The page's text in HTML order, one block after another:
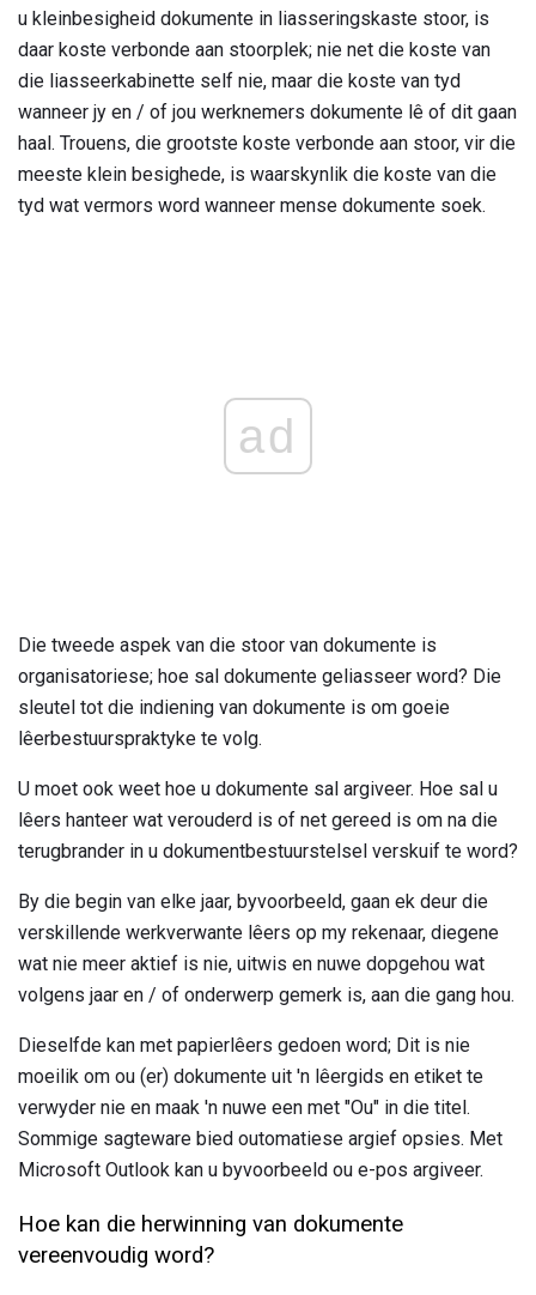
u kleinbesigheid dokumente in liasseringskaste stoor, is
daar koste verbonde aan stoorplek; nie net die koste van
die liasseerkabinette self nie, maar die koste van tyd
wanneer jy en / of jou werknemers dokumente lê of dit gaan
haal. Trouens, die grootste koste verbonde aan stoor, vir die
meeste klein besighede, is waarskynlik die koste van die
tyd wat vermors word wanneer mense dokumente soek.
ad
Die tweede aspek van die stoor van dokumente is
organisatoriese; hoe sal dokumente geliasseer word? Die
sleutel tot die indiening van dokumente is om goeie
lêerbestuurspraktyke te volg.
U moet ook weet hoe u dokumente sal argiveer. Hoe sal u
lêers hanteer wat verouderd is of net gereed is om na die
terugbrander in u dokumentbestuurstelsel verskuif te word?
By die begin van elke jaar, byvoorbeeld, gaan ek deur die
verskillende werkverwante lêers op my rekenaar, diegene
wat nie meer aktief is nie, uitwis en nuwe dopgehou wat
volgens jaar en / of onderwerp gemerk is, aan die gang hou.
Dieselfde kan met papierlêers gedoen word; Dit is nie
moeilik om ou (er) dokumente uit 'n lêergids en etiket te
verwyder nie en maak 'n nuwe een met "Ou" in die titel.
Sommige sagteware bied outomatiese argief opsies. Met
Microsoft Outlook kan u byvoorbeeld ou e-pos argiveer.
Hoe kan die herwinning van dokumente
vereenvoudig word?